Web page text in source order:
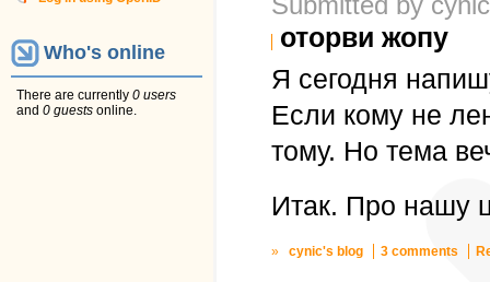
Who's online
There are currently 0 users
and 0 guests online.
оторви жопу
Я сегодня
Если кому не
тому. Но тема
Итак. Про нашу
» cynic's blog 3 comments